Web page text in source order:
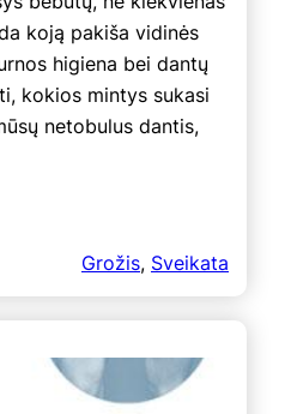
koją pakiša vidinės
higiena bei dantų
kokios mintys sukasi
netobulus dantis,
Grožis, Sveikata